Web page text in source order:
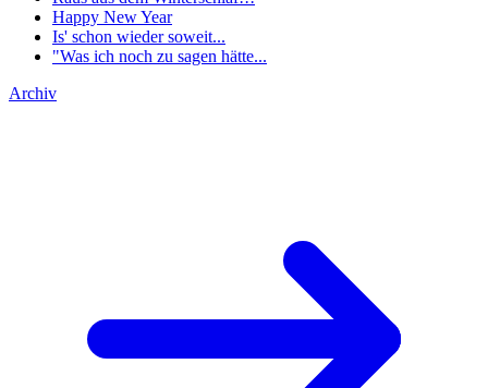
Happy New Year
Is' schon wieder soweit...
"Was ich noch zu sagen hätte...
Archiv